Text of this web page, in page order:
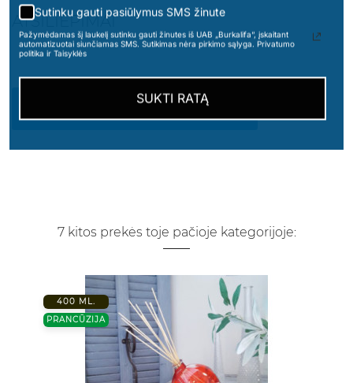
ATSILIEPIMAI
PARAŠYKITE SAVO ATSILIEPIMĄ
7 kitos prekės toje pačioje kategorijoje:
400 ML.
PRANCŪZIJA
Sutinku gauti pasiūlymus SMS žinute
Pažymėdamas šį laukelį sutinku gauti žinutes iš UAB „Burkalifa“, įskaitant
automatizuotai siunčiamas SMS. Sutikimas nėra pirkimo sąlyga. Privatumo
politika ir Taisyklės
SUKTI RATĄ